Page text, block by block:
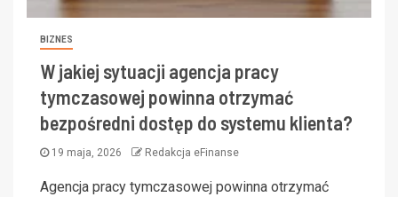
BIZNES
W jakiej sytuacji agencja pracy
tymczasowej powinna otrzymać
bezpośredni dostęp do systemu klienta?
19 maja, 2026 Redakcja eFinanse
Agencja pracy tymczasowej powinna otrzymać